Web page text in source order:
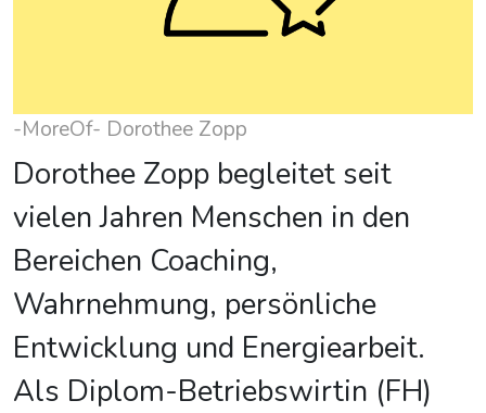
-MoreOf- Dorothee Zopp
Dorothee Zopp begleitet seit
vielen Jahren Menschen in den
Bereichen Coaching,
Wahrnehmung, persönliche
Entwicklung und Energiearbeit.
Als Diplom-Betriebswirtin (FH)